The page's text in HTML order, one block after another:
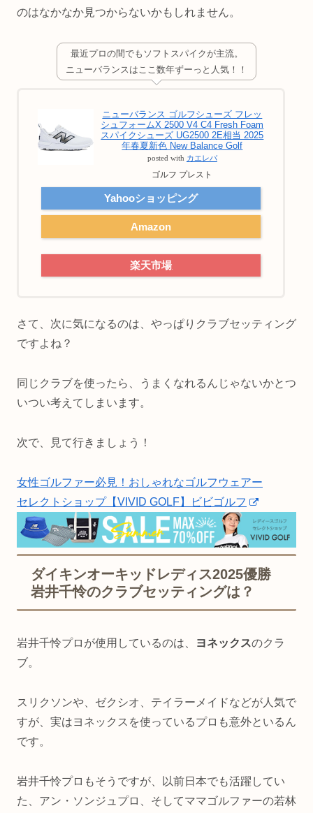
のはなかなか見つからないかもしれません。
最近プロの間でもソフトスパイクが主流。
ニューバランスはここ数年ずーっと人気！！
ニューバランス ゴルフシューズ フレッ
シュフォームX 2500 V4 C4 Fresh Foam
スパイクシューズ UG2500 2E相当 2025
年春夏新色 New Balance Golf
posted with カエレバ
ゴルフ プレスト
Yahooショッピング
Amazon
楽天市場
さて、次に気になるのは、やっぱりクラブセッティング
ですよね？
同じクラブを使ったら、うまくなれるんじゃないかとつ
いつい考えてしまいます。
次で、見て行きましょう！
女性ゴルファー必見！おしゃれなゴルフウェアー
セレクトショップ【VIVID GOLF】ビビゴルフ
ダイキンオーキッドレディス2025優勝
岩井千怜のクラブセッティングは？
岩井千怜プロが使用しているのは、 ヨネックスのクラ
ブ。
スリクソンや、ゼクシオ、テイラーメイドなどが人気で
すが、実はヨネックスを使っているプロも意外といるん
です。
岩井千怜プロもそうですが、以前日本でも活躍してい
た、アン・ソンジュプロ、そしてママゴルファーの若林